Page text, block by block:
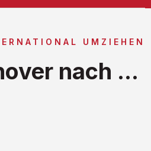
UMZIEHEN
nach ...